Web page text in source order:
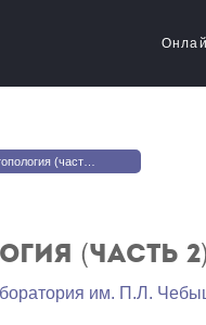
(часть 2). Лекция 32
(часть
им. П.Л.